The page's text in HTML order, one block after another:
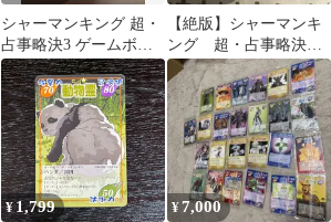
シャーマンキング 超・
占事略決3 ゲームボー
イアドバンス
【絶版】シャーマンキ
ング 超・占事略決Ｏ
Ｓ Ｏ・Ｓブースター
２ 未開封BOX
¥ 1,799 ¥7,000